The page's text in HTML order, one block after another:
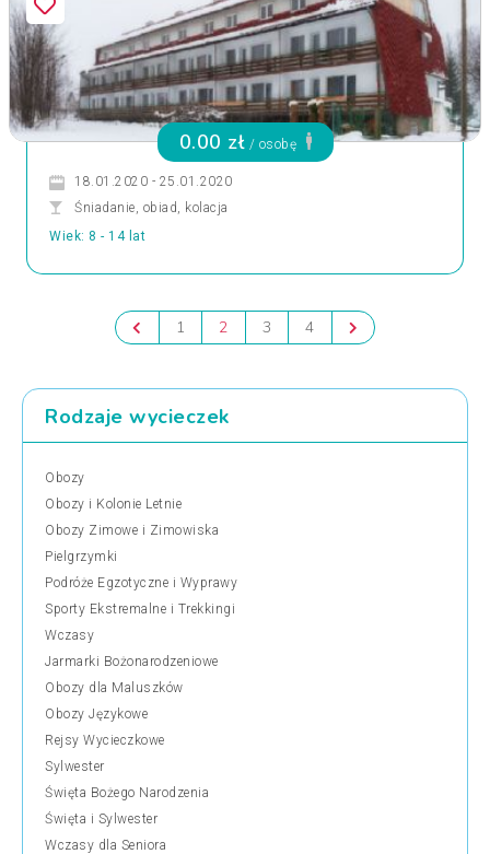
0.00 zł / osobę
18.01.2020 - 25.01.2020
Śniadanie, obiad, kolacja
Wiek: 8 - 14 lat
1 2 3 4
Rodzaje wycieczek
Obozy
Obozy i Kolonie Letnie
Obozy Zimowe i Zimowiska
Pielgrzymki
Podróże Egzotyczne i Wyprawy
Sporty Ekstremalne i Trekkingi
Wczasy
Jarmarki Bożonarodzeniowe
Obozy dla Maluszków
Obozy Językowe
Rejsy Wycieczkowe
Sylwester
Święta Bożego Narodzenia
Święta i Sylwester
Wczasy dla Seniora